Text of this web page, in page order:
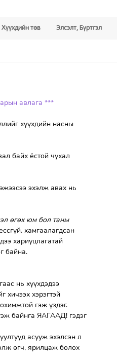
Хүүхдийн төв Элсэлт, Бүртгэл
авлага ***
хүүхдийн насны
байх ёстой чухал
эхэлж авах нь
өгөх юм бол таны
хамгаалагдсан
хариуцлагатай
байна.
нь хүүхдэдээ
хичээх хэрэгтэй
гэж үздэг.
байнга ЯАГААД! гэдэг
асууж эхэлсэн л
өгч, ярилцаж болох